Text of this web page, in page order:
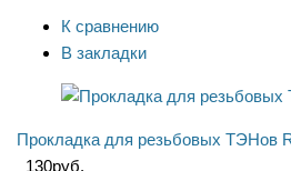
К сравнению
В закладки
Прокладка для резьбовых ТЭНов
130руб.